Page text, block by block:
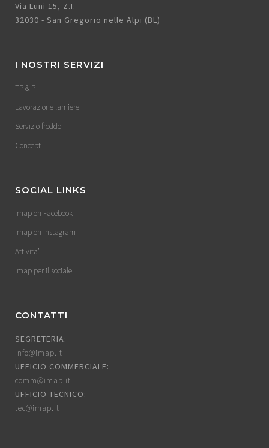
Via Luni 15, Z.I.
32030 - San Gregorio nelle Alpi (BL)
I NOSTRI SERVIZI
TP & P
Lavorazione lamiere
Servizio freddo
Concept
SOCIAL LINKS
Imap on Facebook
Imap on Instagram
Attivita’
Imap per il sociale
CONTATTI
SEGRETERIA:
info@imap.it
UFFICIO COMMERCIALE:
comm@imap.it
UFFICIO TECNICO:
tec@imap.it